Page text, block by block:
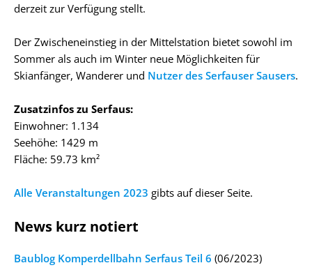
derzeit zur Verfügung stellt.
Der Zwischeneinstieg in der Mittelstation bietet sowohl im
Sommer als auch im Winter neue Möglichkeiten für
Skianfänger, Wanderer und Nutzer des Serfauser Sausers.
Zusatzinfos zu Serfaus:
Einwohner: 1.134
Seehöhe: 1429 m
Fläche: 59.73 km²
Alle Veranstaltungen 2023 gibts auf dieser Seite.
News kurz notiert
Baublog Komperdellbahn Serfaus Teil 6 (06/2023)